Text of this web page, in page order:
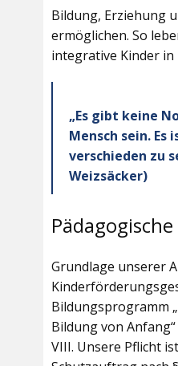
Bildung, Erziehung
ermöglichen. So
integrative Kinder
„Es gibt keine
Mensch sein. Es
verschieden zu
Weizsäcker)
Grundlage unserer
Bildungsprogramm
Bildung von Anfang“
VIII. Unsere Pflicht